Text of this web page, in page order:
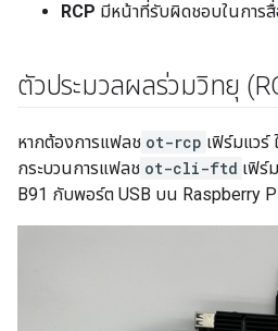
RCP มีหน้าที่รับผิดชอบในการสื่
ตัวประมวลผลร่วมวิทยุ
หากต้องการแฟลช ot-rcp เฟิร์มแวร์
กระบวนการแฟลช ot-cli-ftd เฟิร์
B91 กับพอร์ต USB บน Raspberry